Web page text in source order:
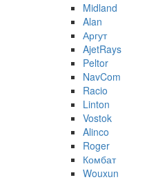
Midland
Alan
Аргут
AjetRays
Peltor
NavCom
Racio
Linton
Vostok
Alinco
Roger
Комбат
Wouxun